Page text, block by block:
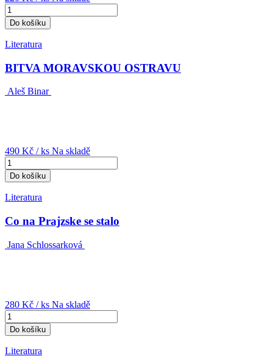
Do košíku
Literatura
BITVA MORAVSKOU OSTRAVU
Aleš Binar
490 Kč / ks Na skladě
Do košíku
Literatura
Co na Prajzske se stalo
Jana Schlossarková
280 Kč / ks Na skladě
Do košíku
Literatura